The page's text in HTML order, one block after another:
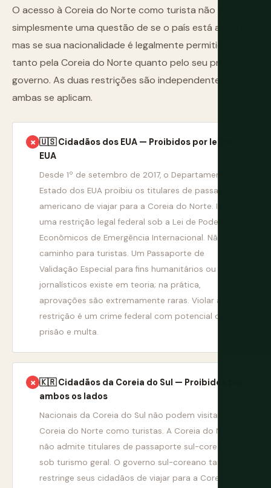
O acesso à Coreia do Norte como turista não é
simplesmente uma questão de se o país está aberto,
mas se sua nacionalidade é legalmente permitida entrar
tanto pela Coreia do Norte quanto pelo seu próprio
governo. As duas restrições são independentes e
ambas se aplicam.
✗ 🇺🇸 Cidadãos dos EUA — Proibidos por lei dos
EUA
Desde 1º de setembro de 2017, o Departamento de
Estado dos EUA proibiu os titulares de passaporte
americano de viajar para a Coreia do Norte. Isso é
uma restrição legal federal sob a Lei de Poderes
Econômicos de Emergência Internacional. Não há
caminho para turistas. Um Passaporte de
Validação Especial para fins humanitários ou
jornalísticos existe em teoria; na prática,
aprovações são extremamente raras. Violar a
restrição é um crime federal com potencial de
prisão e multa.
✗ 🇰🇷 Cidadãos da Coreia do Sul — Proibidos por
ambos os lados
Nacionais da Coreia do Sul não podem visitar a
Coreia do Norte como turistas. A Coreia do Norte
não admite titulares de passaporte sul-coreano
sob turismo geral. O governo sul-coreano também
restringe seus cidadãos de viajar para a Coreia do